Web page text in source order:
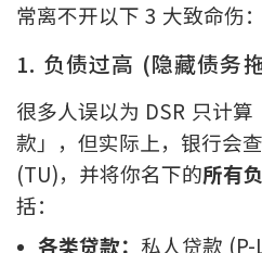
常离不开以下 3 大致命伤：
1. 负债过高 (隐藏债务
很多人误以为 DSR 只计
款」，但实际上，银行会
(TU)，并将你名下的所有
括：
各类贷款： 私人贷款